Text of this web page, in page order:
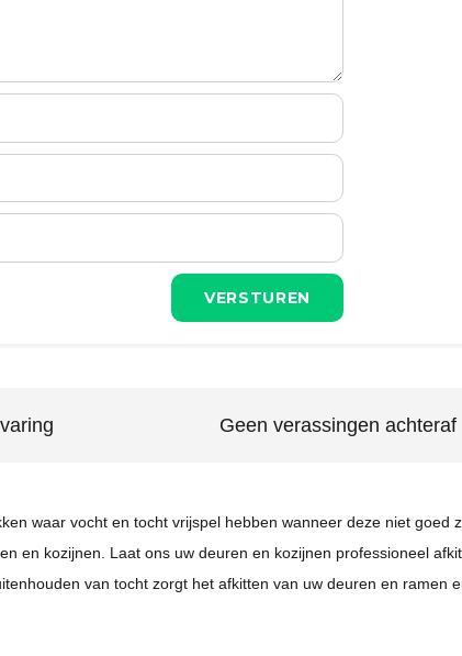
Vraag vrijblijvend een offerte
Geen verassingen achteraf
waar vocht en tocht vrijspel hebben wanneer deze niet goed
en kozijnen. Laat ons uw deuren en kozijnen professioneel
van tocht zorgt het afkitten van uw deuren en ramen